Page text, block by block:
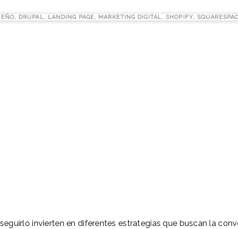
, DRUPAL, LANDING PAGE, MARKETING DIGITAL, SHOPIFY,
invierten en diferentes estrategias que buscan la